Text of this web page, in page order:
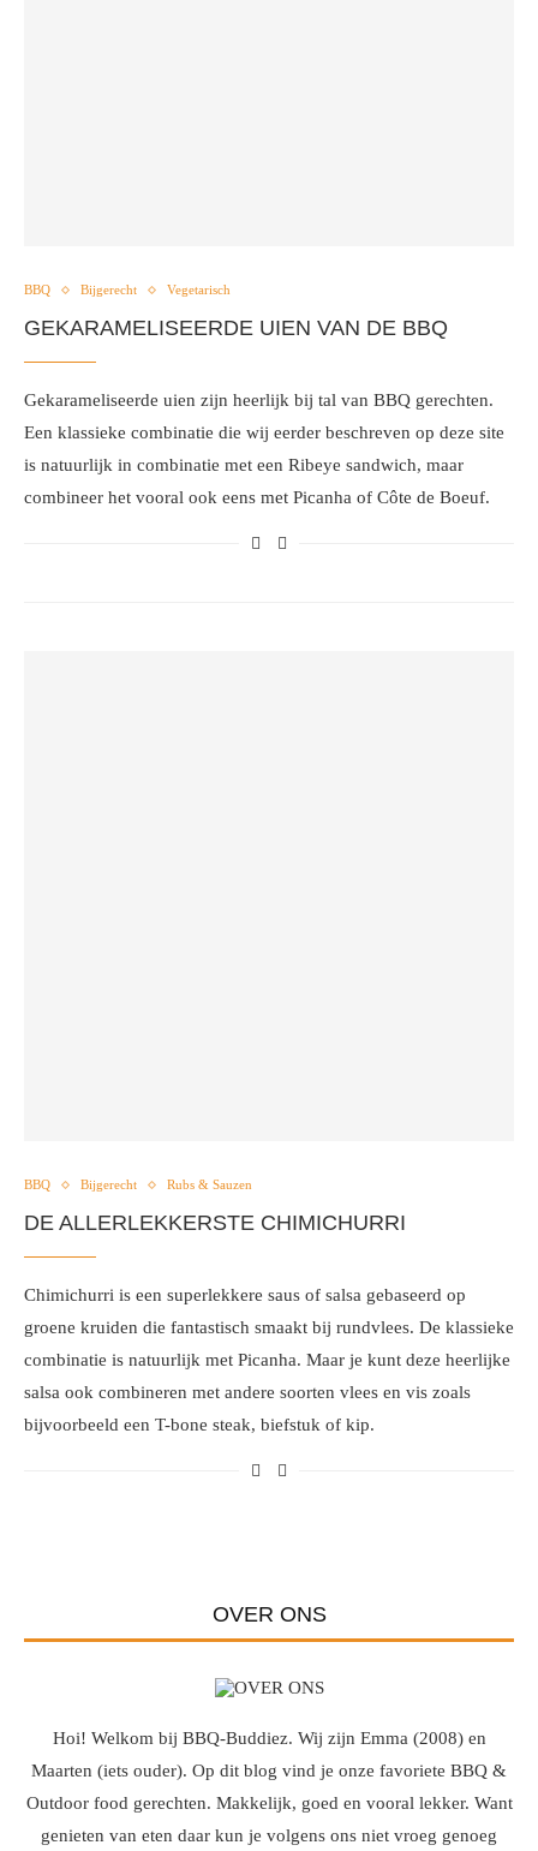
BBQ Bijgerecht Vegetarisch
GEKARAMELISEERDE UIEN VAN DE BBQ
Gekarameliseerde uien zijn heerlijk bij tal van BBQ gerechten.
Een klassieke combinatie die wij eerder beschreven op deze site
is natuurlijk in combinatie met een Ribeye sandwich, maar
combineer het vooral ook eens met Picanha of Côte de Boeuf.
BBQ Bijgerecht Rubs & Sauzen
DE ALLERLEKKERSTE CHIMICHURRI
Chimichurri is een superlekkere saus of salsa gebaseerd op
groene kruiden die fantastisch smaakt bij rundvlees. De klassieke
combinatie is natuurlijk met Picanha. Maar je kunt deze heerlijke
salsa ook combineren met andere soorten vlees en vis zoals
bijvoorbeeld een T-bone steak, biefstuk of kip.
OVER ONS
Hoi! Welkom bij BBQ-Buddiez. Wij zijn Emma (2008) en
Maarten (iets ouder). Op dit blog vind je onze favoriete BBQ &
Outdoor food gerechten. Makkelijk, goed en vooral lekker. Want
genieten van eten daar kun je volgens ons niet vroeg genoeg